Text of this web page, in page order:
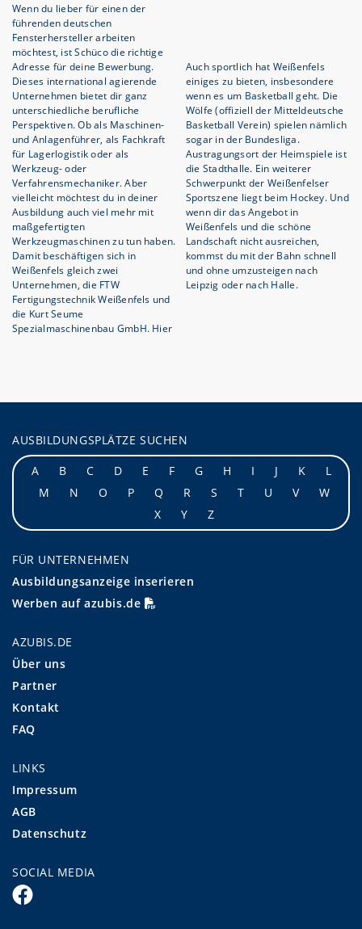
Wenn du lieber für einen der
führenden deutschen
Fensterhersteller arbeiten
möchtest, ist Schüco die richtige
Adresse für deine Bewerbung.
Dieses international agierende
Unternehmen bietet dir ganz
unterschiedliche berufliche
Perspektiven. Ob als Maschinen-
und Anlagenführer, als Fachkraft
für Lagerlogistik oder als
Werkzeug- oder
Verfahrensmechaniker. Aber
vielleicht möchtest du in deiner
Ausbildung auch viel mehr mit
maßgefertigten
Werkzeugmaschinen zu tun haben.
Damit beschäftigen sich in
Weißenfels gleich zwei
Unternehmen, die FTW
Fertigungstechnik Weißenfels und
die Kurt Seume
Spezialmaschinenbau GmbH. Hier
Auch sportlich hat Weißenfels
einiges zu bieten, insbesondere
wenn es um Basketball geht. Die
Wölfe (offiziell der Mitteldeutsche
Basketball Verein) spielen nämlich
sogar in der Bundesliga.
Austragungsort der Heimspiele ist
die Stadthalle. Ein weiterer
Schwerpunkt der Weißenfelser
Sportszene liegt beim Hockey. Und
wenn dir das Angebot in
Weißenfels und die schöne
Landschaft nicht ausreichen,
kommst du mit der Bahn schnell
und ohne umzusteigen nach
Leipzig oder nach Halle.
AUSBILDUNGSPLÄTZE SUCHEN
A
B C D E F G H I J K
L
M
N O P Q R S T U V
W
X
Y Z
FÜR UNTERNEHMEN
Ausbildungsanzeige inserieren
Werben auf azubis.de
AZUBIS.DE
Über uns
Partner
Kontakt
FAQ
LINKS
Impressum
AGB
Datenschutz
SOCIAL MEDIA